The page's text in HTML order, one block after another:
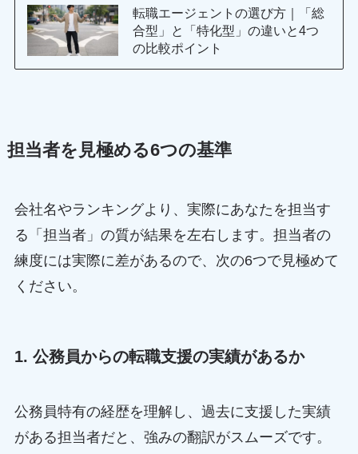
転職エージェントの選び方｜「総
合型」と「特化型」の違いと4つ
の比較ポイント
担当者を見極める6つの基準
会社名やランキングより、実際にあなたを担当す
る「担当者」の質が結果を左右します。担当者の
練度には実際に差があるので、次の6つで見極めて
ください。
1. 公務員からの転職支援の実績があるか
公務員特有の経歴を理解し、過去に支援した実績
がある担当者だと、強みの翻訳がスムーズです。